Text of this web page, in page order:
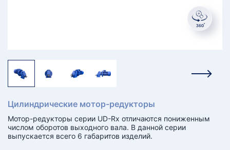
Цилиндрические мотор-редукторы
Мотор-редукторы серии UD-Rx отличаются пониженным
числом оборотов выходного вала. В данной серии
выпускается всего 6 габаритов изделий.